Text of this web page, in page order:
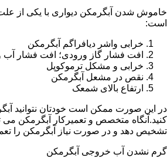
خاموش شدن آبگرمکن دیواری با یکی از
است:
خرابی واشر دیافراگم آبگرمکن
افت فشار گاز ورودی؛ افت فشار آب
خرابی و مشکل ترموکوپل
نقص در مشعل آبگرمکن
ارتفاع بالای شمعک
در این صورت ممکن است خودتان نتوانید
کنید.آنگاه متخصص و تعمیرکار آبگرمکن می
تشخیص دهد و در صورت نیاز آبگرمکن را
گرم نشدن آب خروجی آبگرمکن